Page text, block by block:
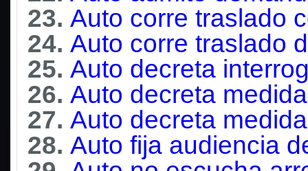
23. Auto corre traslado
24. Auto corre traslado
25. Auto decreta
26. Auto decreta
27. Auto decreta
28. Auto fija audiencia